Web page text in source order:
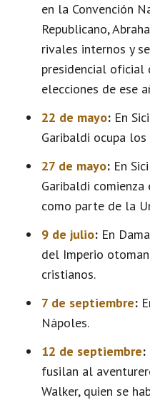
en la Convención
Republicano,
rivales internos y
presidencial oficial
elecciones de ese
22 de mayo: En
Garibaldi ocupa
27 de mayo: En
Garibaldi
como parte de la
9 de julio: En
del Imperio
cristianos.
7 de septiembre:
Nápoles.
12 de septiembre:
fusilan al
Walker, quien se